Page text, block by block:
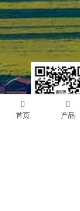
山东省农业农村厅机关
泰安市“万企兴万村”行
富世康企业文化
首页 产品